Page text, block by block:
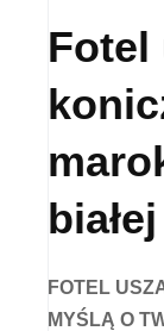
Fotel
białej
FOTEL
MYŚLĄ O